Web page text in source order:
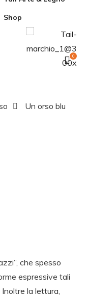
Shop
0
Un orso blu
che spesso
espressive tali
la lettura,